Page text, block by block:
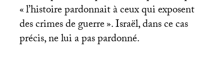
«l’histoire pardonnait à ceux qui exposent
des crimes de guerre». Israël, dans ce cas
précis, ne lui a pas pardonné.